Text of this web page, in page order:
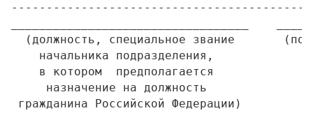
(должность, специальное звание
    начальника подразделения,
    в котором  предполагается
     назначение на должность
гражданина Российской Федерации)